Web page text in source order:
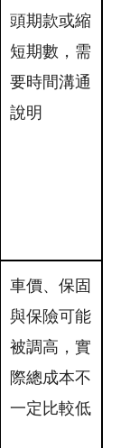
頭期款或縮
短期數，需
要時間溝通
說明
車價、保固
與保險可能
被調高，實
際總成本不
一定比較低